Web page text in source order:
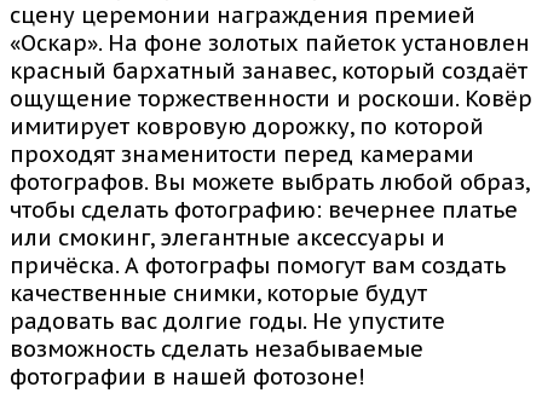
сцену церемонии награждения премией
«Оскар». На фоне золотых пайеток установлен
красный бархатный занавес, который создаёт
ощущение торжественности и роскоши. Ковёр
имитирует ковровую дорожку, по которой
проходят знаменитости перед камерами
фотографов. Вы можете выбрать любой образ,
чтобы сделать фотографию: вечернее платье
или смокинг, элегантные аксессуары и
причёска. А фотографы помогут вам создать
качественные снимки, которые будут
радовать вас долгие годы. Не упустите
возможность сделать незабываемые
фотографии в нашей фотозоне!